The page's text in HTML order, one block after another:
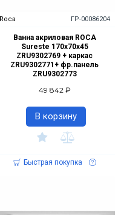
Roca ГР-00086204
Ванна акриловая ROCA
Sureste 170х70х45
ZRU9302769 + каркас
ZRU9302771+ фр.панель
ZRU9302773
49 842 ₽
В корзину
Быстрая покупка